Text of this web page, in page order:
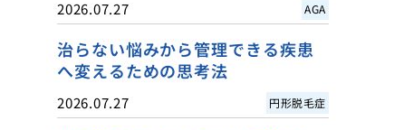
2026.07.27 AGA
治らない悩みから管理できる疾患
へ変えるための思考法
2026.07.27 円形脱毛症